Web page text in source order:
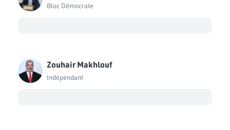
Bloc Démocrate
Zouhair Makhlouf
Indépendant